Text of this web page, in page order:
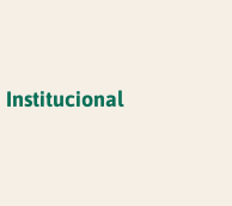
Institucional